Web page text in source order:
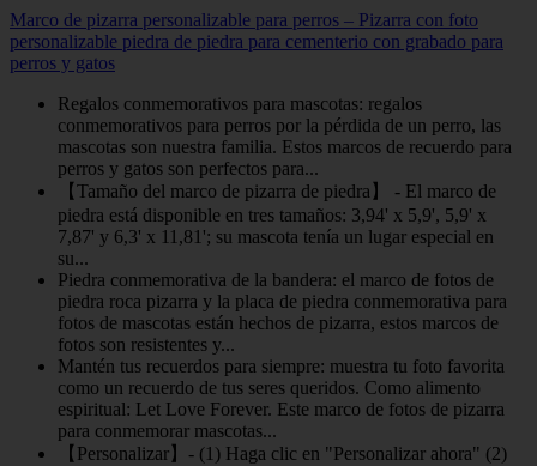
Marco de pizarra personalizable para perros – Pizarra con foto
personalizable piedra de piedra para cementerio con grabado para
perros y gatos
Regalos conmemorativos para mascotas: regalos
conmemorativos para perros por la pérdida de un perro, las
mascotas son nuestra familia. Estos marcos de recuerdo para
perros y gatos son perfectos para...
【Tamaño del marco de pizarra de piedra】 - El marco de
piedra está disponible en tres tamaños: 3,94' x 5,9', 5,9' x
7,87' y 6,3' x 11,81'; su mascota tenía un lugar especial en
su...
Piedra conmemorativa de la bandera: el marco de fotos de
piedra roca pizarra y la placa de piedra conmemorativa para
fotos de mascotas están hechos de pizarra, estos marcos de
fotos son resistentes y...
Mantén tus recuerdos para siempre: muestra tu foto favorita
como un recuerdo de tus seres queridos. Como alimento
espiritual: Let Love Forever. Este marco de fotos de pizarra
para conmemorar mascotas...
【Personalizar】- (1) Haga clic en "Personalizar ahora" (2)